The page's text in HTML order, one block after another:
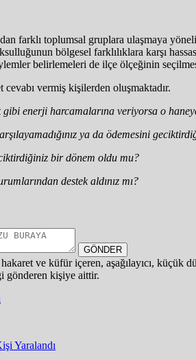
farklı toplumsal gruplara ulaşmaya
bölgesel farklılıklara karşı
belirlemeleri de ilçe ölçeğinin
cevabı vermiş kişilerden oluşmaktadır.
enerji harcamalarına veriyorsa o
ya da ödemesini
bir dönem oldu mu?
destek aldınız mı?
GÖNDER
hakaret ve küfür içeren, aşağılayıcı,
gönderen kişiye aittir.